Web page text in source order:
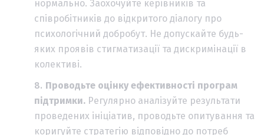
нормально. Заохочуйте керівників та
співробітників до відкритого діалогу про
психологічний добробут. Не допускайте будь-
яких проявів стигматизації та дискримінації в
колективі.
Проводьте оцінку ефективності програм
підтримки. Регулярно аналізуйте результати
проведених ініціатив, проводьте опитування та
коригуйте стратегію відповідно до потреб